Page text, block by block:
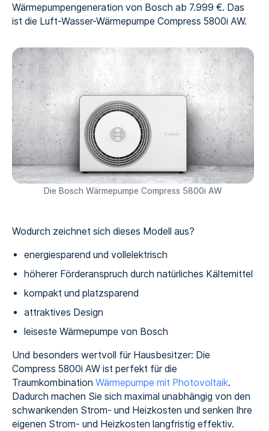
Wärmepumpengeneration von Bosch ab 7.999 €. Das
ist die Luft-Wasser-Wärmepumpe Compress 5800i AW.
Die Bosch Wärmepumpe Compress 5800i AW
Wodurch zeichnet sich dieses Modell aus?
energiesparend und vollelektrisch
höherer Förderanspruch durch natürliches Kältemittel
kompakt und platzsparend
attraktives Design
leiseste Wärmepumpe von Bosch
Und besonders wertvoll für Hausbesitzer: Die
Compress 5800i AW ist perfekt für die
Traumkombination Wärmepumpe mit Photovoltaik.
Dadurch machen Sie sich maximal unabhängig von den
schwankenden Strom- und Heizkosten und senken Ihre
eigenen Strom- und Heizkosten langfristig effektiv.